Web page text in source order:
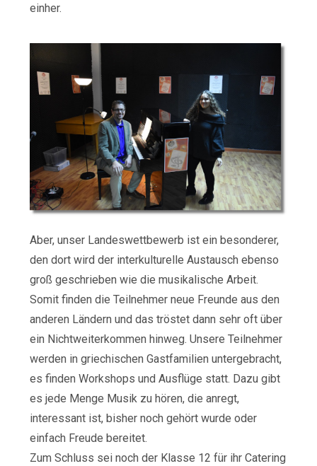
einher.
Aber, unser Landeswettbewerb ist ein besonderer,
den dort wird der interkulturelle Austausch ebenso
groß geschrieben wie die musikalische Arbeit.
Somit finden die Teilnehmer neue Freunde aus den
anderen Ländern und das tröstet dann sehr oft über
ein Nichtweiterkommen hinweg. Unsere Teilnehmer
werden in griechischen Gastfamilien untergebracht,
es finden Workshops und Ausflüge statt. Dazu gibt
es jede Menge Musik zu hören, die anregt,
interessant ist, bisher noch gehört wurde oder
einfach Freude bereitet.
Zum Schluss sei noch der Klasse 12 für ihr Catering